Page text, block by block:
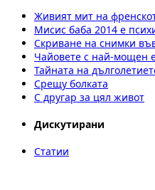
Живият мит на
Мисис баба 2014 е
Скриване на снимки
Чайовете с най-мощен
Тайната на
Срещу болката
С другар за цял живот
Дискутирани
Статии